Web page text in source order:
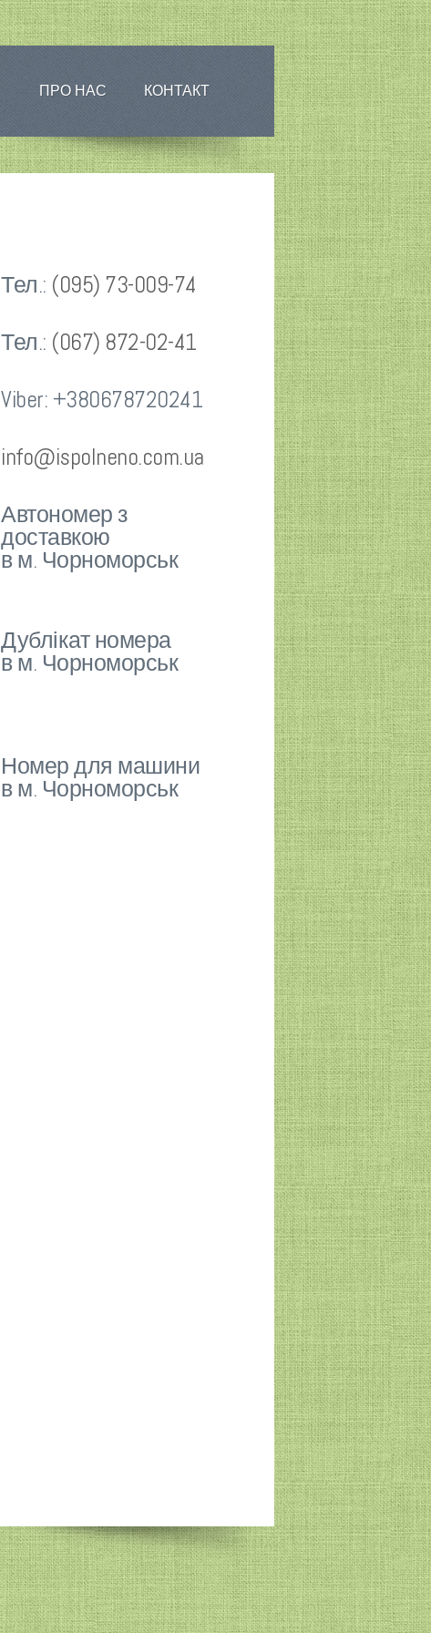
ПРО НАС КОНТАКТ
Тел.: (095) 73-009-74
Тел.: (067) 872-02-41
Viber: +380678720241
info@ispolneno.com.ua
Автономер з
доставкою
в м. Чорноморськ
Дублікат номера
в м. Чорноморськ
Номер для машини
в м. Чорноморськ